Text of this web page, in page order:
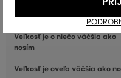
Veľkosť zodpovedá veľkosti,
nosím
Veľkosť je o niečo väčšia ako
nosím
Veľkosť je oveľa väčšia ako